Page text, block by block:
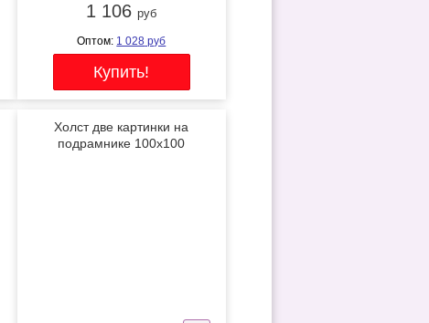
1 106 руб
Оптом: 1 028 руб
Холст две картинки на
подрамнике 100x100